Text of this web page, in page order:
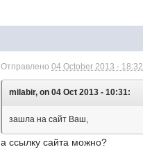
Отправлено04 October 2013 - 18:32
milabir, on 04 Oct 2013 - 10:31:
зашла на сайт Ваш,
а ссылку сайта можно?